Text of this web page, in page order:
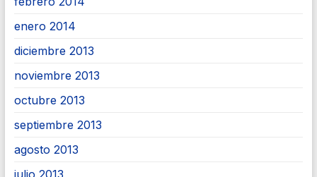
enero 2014
diciembre 2013
noviembre 2013
octubre 2013
septiembre 2013
agosto 2013
julio 2013